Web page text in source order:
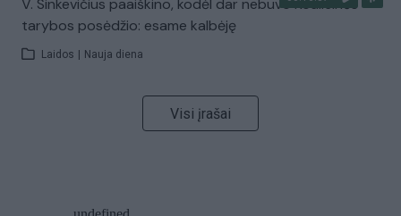
V. Sinkevičius paaiškino, kodėl dar nebuvo Koalicinės
tarybos posėdžio: esame kalbėję
Laidos Nauja diena
Visi įrašai